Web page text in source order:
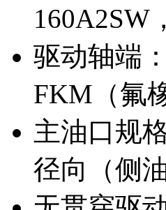
160A2SW
驱动轴端
FKM（氟
主油口规
径向（侧